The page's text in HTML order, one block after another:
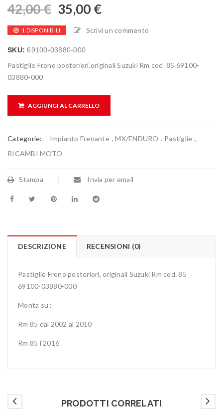
42,00€ 35,00 €
1 DISPONIBILI Scrivi un commento
SKU:69100-03880-000
Pastiglie Freno posteriori,originali Suzuki Rm cod. 85 69100-
03880-000
AGGIUNGI AL CARRELLO
Categorie: Impianto Frenante ,MX/ENDURO , Pastiglie ,
RICAMBI MOTO
Stampa Invia per email
DESCRIZIONE RECENSIONI (0)
Pastiglie Freno posteriori, originali Suzuki Rm cod. 85
69100-03880-000
Monta su :
Rm 85 dal 2002 al 2010
Rm 85 l 2016
PRODOTTI CORRELATI